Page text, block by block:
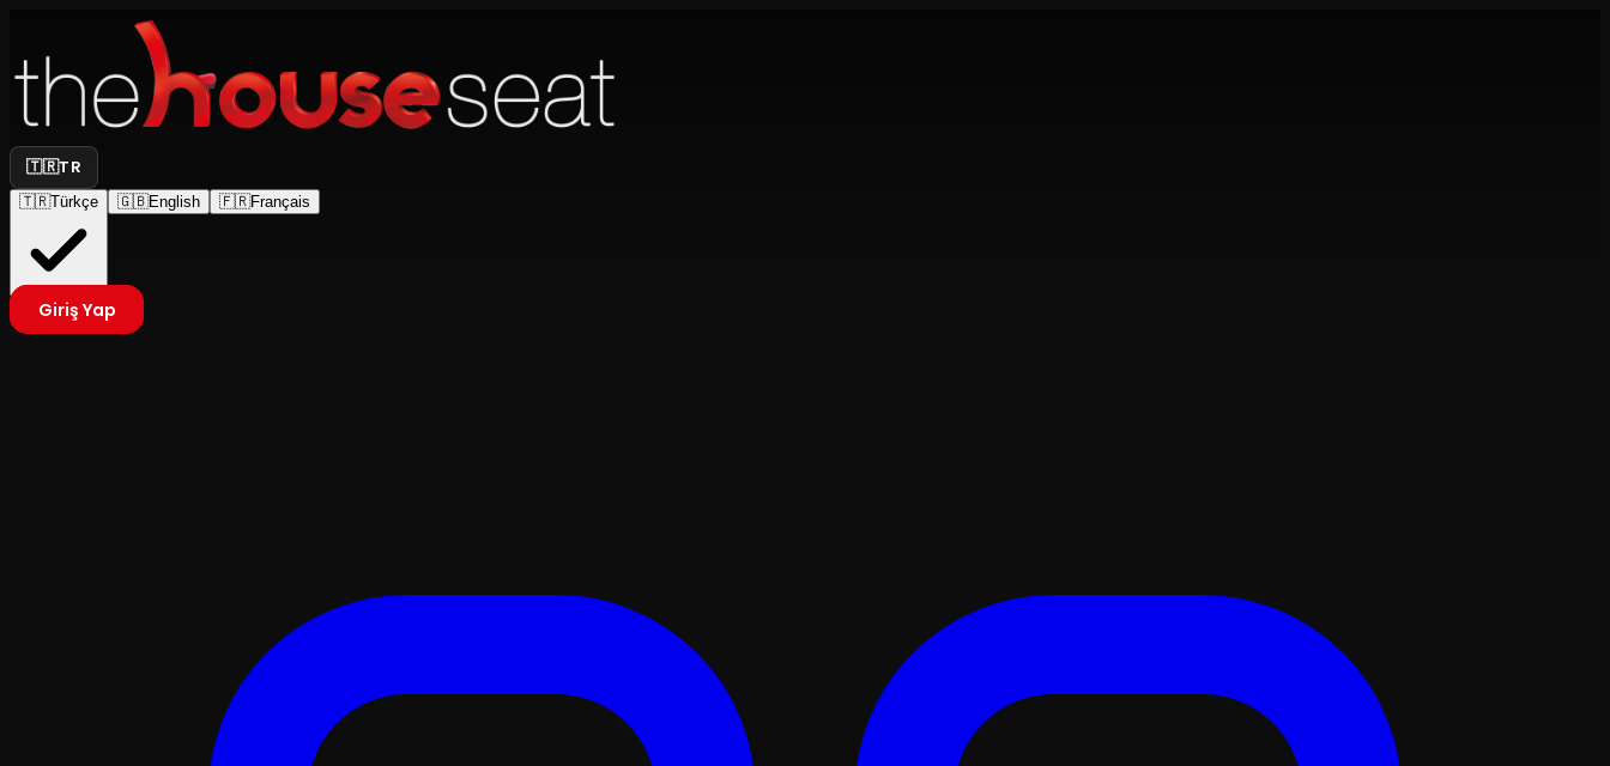
🇹🇷TR
🇹🇷Türkçe 🇬🇧English 🇫🇷Français
Giriş Yap